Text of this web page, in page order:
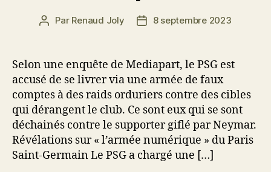
Auteur
Par Renaud Joly
Date8 septembre 2023
Selon une enquête de Mediapart, le PSG est
accusé de se livrer via une armée de faux
comptes à des raids orduriers contre des cibles
qui dérangent le club. Ce sont eux qui se sont
déchainés contre le supporter giflé par Neymar.
Révélations sur « l’armée numérique » du Paris
Saint-Germain Le PSG a chargé une […]